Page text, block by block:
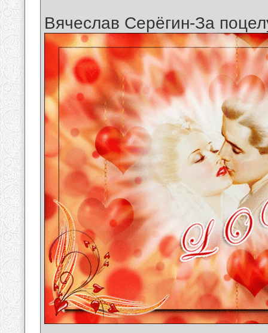
Вячеслав Серёгин-За